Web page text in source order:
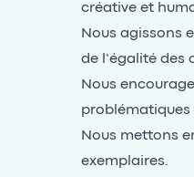
créative et
Nous agissons
de l’égalité des
Nous
problématiques
Nous mettons
exemplaires.